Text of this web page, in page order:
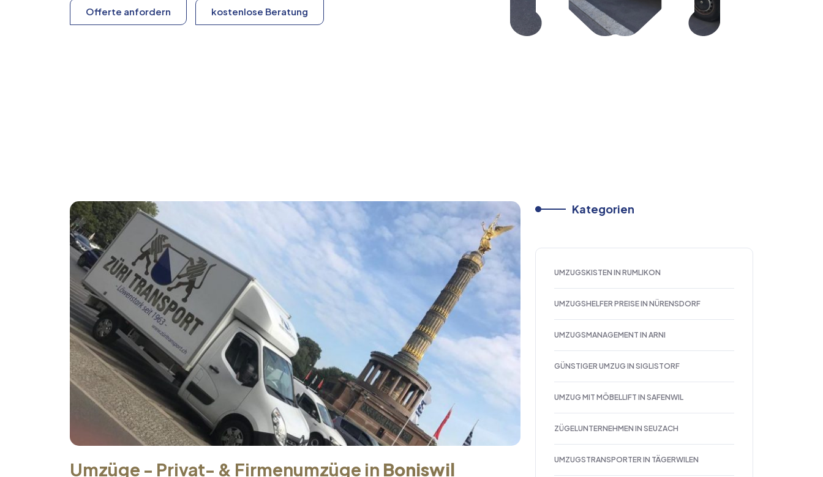
Offerte anfordern kostenlose Beratung
Umzüge - Privat- & Firmenumzüge in Boniswil
Kategorien
UMZUGSKISTEN IN RUMLIKON
UMZUGSHELFER PREISE IN NÜRENSDORF
UMZUGSMANAGEMENT IN ARNI
GÜNSTIGER UMZUG IN SIGLISTORF
UMZUG MIT MÖBELLIFT IN SAFENWIL
ZÜGELUNTERNEHMEN IN SEUZACH
UMZUGSTRANSPORTER IN TÄGERWILEN